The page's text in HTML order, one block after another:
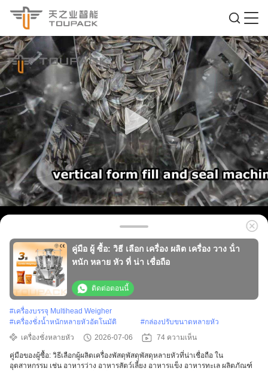
คู่มือ ผู้ ซื้อ: วิธี เลือก เครื่อง ผลิต เครื่อง วาง น้ํา
หนัก หลาย หัว ที่ น่า เชื่อถือ
ติดต่อตอนนี้
#เครื่องบรรจุ Multihead Weigher
#เครื่องชั่งน้ำหนักหลายหัวอัตโนมัติ #กล่องปรับขนาดหลายหัว
เครื่องชั่งหลายหัว
2026-07-06 74 ความเห็น
คู่มือของผู้ซื้อ: วิธีเลือกผู้ผลิตเครื่องพัสดุพัสดุพัสดุหลายหัวที่น่าเชื่อถือ ใน
อุตสาหกรรม เช่น อาหารว่าง อาหารสัตว์เลี้ยง อาหารแข็ง อาหารทะเล ผลิตภัณฑ์